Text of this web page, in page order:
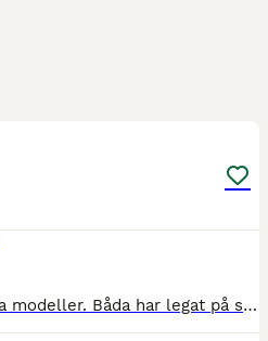
Två stycken lokalers i olika modeller. Båda har legat på stinker och Nordsvensk. 1. Mycket gott skick. Tänkt pris 3000, eller seriöst bud. 2. Äldre, men mycket kvar att ge. Dock så är ett spänne tra